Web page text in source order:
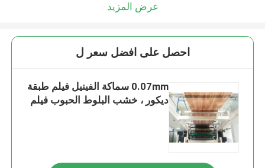
عرض المزيد
احصل على افضل سعر ل
0.07mm سماكة الفينيل فيلم طبقة
ديكور ، خشب البلوط الحبوب فيلم